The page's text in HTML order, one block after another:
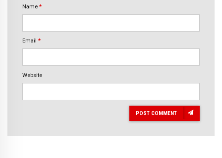
Name *
Email *
Website
POST COMMENT